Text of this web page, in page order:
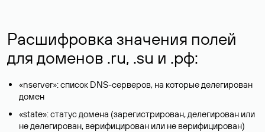
Расшифровка значения полей
для доменов .ru, .su и .рф:
«nserver»: список DNS-серверов, на которые делегирован
домен
«state»: статус домена (зарегистрирован, делегирован или
не делегирован, верифицирован или не верифицирован)